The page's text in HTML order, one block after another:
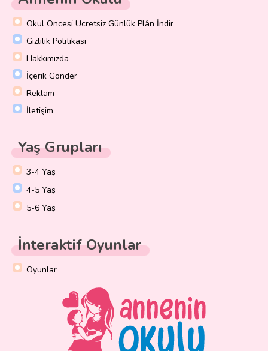
Okul Öncesi Ücretsiz Günlük Plân İndir
Gizlilik Politikası
Hakkımızda
İçerik Gönder
Reklam
İletişim
Yaş Grupları
3-4 Yaş
4-5 Yaş
5-6 Yaş
İnteraktif Oyunlar
Oyunlar